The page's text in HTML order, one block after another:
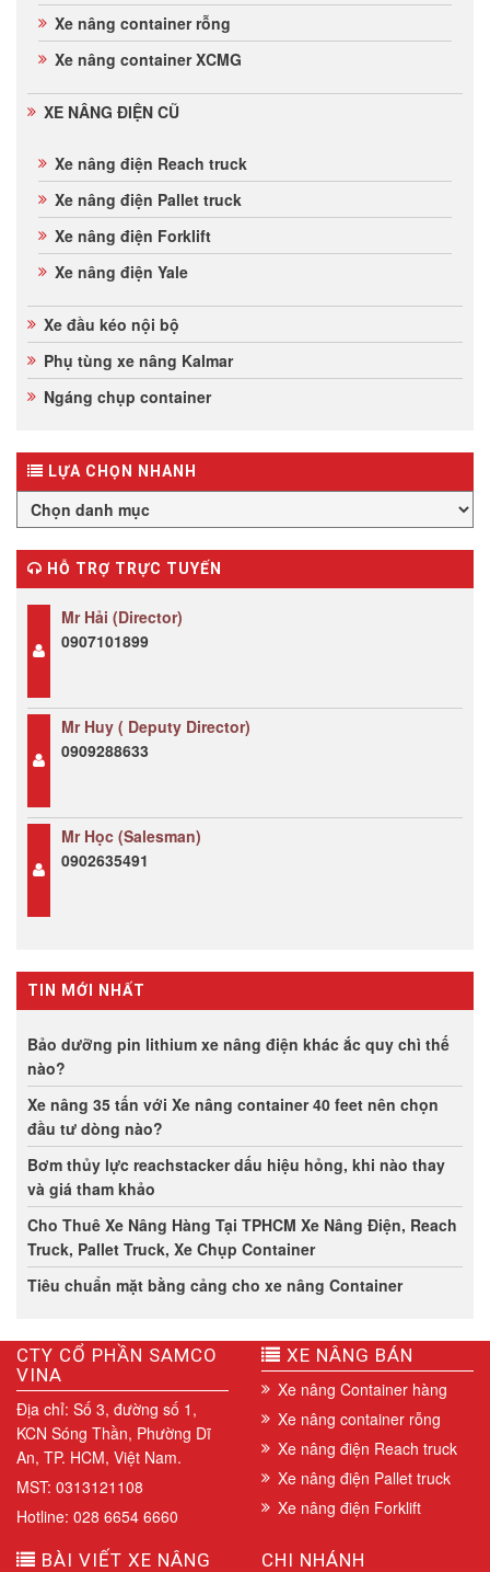
Xe nâng container rỗng
Xe nâng container XCMG
XE NÂNG ĐIỆN CŨ
Xe nâng điện Reach truck
Xe nâng điện Pallet truck
Xe nâng điện Forklift
Xe nâng điện Yale
Xe đầu kéo nội bộ
Phụ tùng xe nâng Kalmar
Ngáng chụp container
LỰA CHỌN NHANH
HỖ TRỢ TRỰC TUYẾN
Mr Hải (Director)
0907101899
Mr Huy ( Deputy Director)
0909288633
Mr Học (Salesman)
0902635491
TIN MỚI NHẤT
Bảo dưỡng pin lithium xe nâng điện khác ắc quy chì thế
nào?
Xe nâng 35 tấn với Xe nâng container 40 feet nên chọn
đầu tư dòng nào?
Bơm thủy lực reachstacker dấu hiệu hỏng, khi nào thay
và giá tham khảo
Cho Thuê Xe Nâng Hàng Tại TPHCM Xe Nâng Điện, Reach
Truck, Pallet Truck, Xe Chụp Container
Tiêu chuẩn mặt bằng cảng cho xe nâng Container
CTY CỔ PHẦN SAMCO
VINA
Địa chỉ: Số 3, đường số 1,
KCN Sóng Thần, Phường Dĩ
An, TP. HCM, Việt Nam.
MST: 0313121108
Hotline: 028 6654 6660
XE NÂNG BÁN
Xe nâng Container hàng
Xe nâng container rỗng
Xe nâng điện Reach truck
Xe nâng điện Pallet truck
Xe nâng điện Forklift
BÀI VIẾT XE NÂNG CHI NHÁNH